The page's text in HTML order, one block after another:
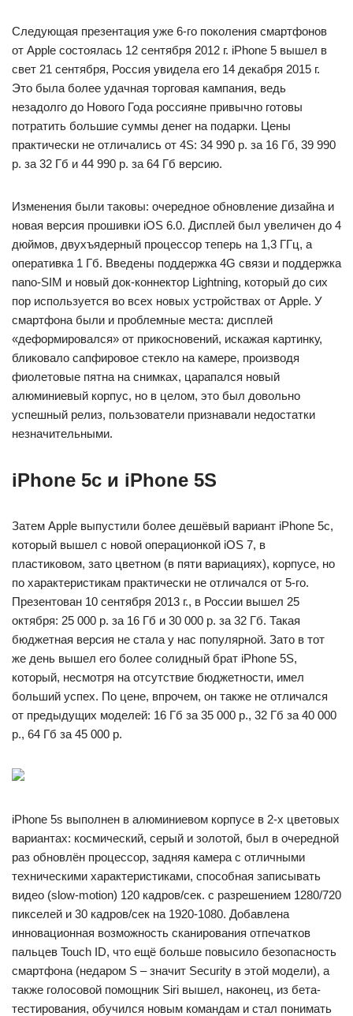
Следующая презентация уже 6-го поколения смартфонов
от Apple состоялась 12 сентября 2012 г. iPhone 5 вышел в
свет 21 сентября, Россия увидела его 14 декабря 2015 г.
Это была более удачная торговая кампания, ведь
незадолго до Нового Года россияне привычно готовы
потратить большие суммы денег на подарки. Цены
практически не отличались от 4S: 34 990 р. за 16 Гб, 39 990
р. за 32 Гб и 44 990 р. за 64 Гб версию.
Изменения были таковы: очередное обновление дизайна и
новая версия прошивки iOS 6.0. Дисплей был увеличен до 4
дюймов, двухъядерный процессор теперь на 1,3 ГГц, а
оперативка 1 Гб. Введены поддержка 4G связи и поддержка
nano-SIM и новый док-коннектор Lightning, который до сих
пор используется во всех новых устройствах от Apple. У
смартфона были и проблемные места: дисплей
«деформировался» от прикосновений, искажая картинку,
бликовало сапфировое стекло на камере, производя
фиолетовые пятна на снимках, царапался новый
алюминиевый корпус, но в целом, это был довольно
успешный релиз, пользователи признавали недостатки
незначительными.
iPhone 5c и iPhone 5S
Затем Apple выпустили более дешёвый вариант iPhone 5c,
который вышел с новой операционкой iOS 7, в
пластиковом, зато цветном (в пяти вариациях), корпусе, но
по характеристикам практически не отличался от 5-го.
Презентован 10 сентября 2013 г., в России вышел 25
октября: 25 000 р. за 16 Гб и 30 000 р. за 32 Гб. Такая
бюджетная версия не стала у нас популярной. Зато в тот
же день вышел его более солидный брат iPhone 5S,
который, несмотря на отсутствие бюджетности, имел
больший успех. По цене, впрочем, он также не отличался
от предыдущих моделей: 16 Гб за 35 000 р., 32 Гб за 40 000
р., 64 Гб за 45 000 р.
iPhone 5s выполнен в алюминиевом корпусе в 2-х цветовых
вариантах: космический, серый и золотой, был в очередной
раз обновлён процессор, задняя камера с отличными
техническими характеристиками, способная записывать
видео (slow-motion) 120 кадров/сек. с разрешением 1280/720
пикселей и 30 кадров/сек на 1920-1080. Добавлена
инновационная возможность сканирования отпечатков
пальцев Touch ID, что ещё больше повысило безопасность
смартфона (недаром S – значит Security в этой модели), а
также голосовой помощник Siri вышел, наконец, из бета-
тестирования, обучился новым командам и стал понимать